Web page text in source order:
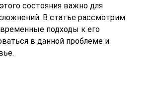
состояния важно для
В статье рассмотрим
подходы к его
в данной проблеме и